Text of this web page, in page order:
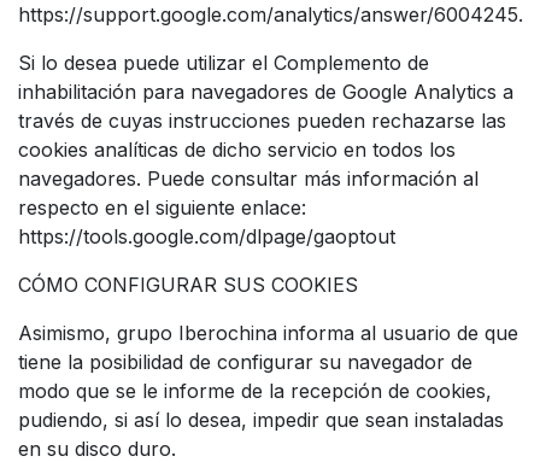
https://support.google.com/analytics/answer/6004245.
Si lo desea puede utilizar el Complemento de
inhabilitación para navegadores de Google Analytics a
través de cuyas instrucciones pueden rechazarse las
cookies analíticas de dicho servicio en todos los
navegadores. Puede consultar más información al
respecto en el siguiente enlace:
https://tools.google.com/dlpage/gaoptout
CÓMO CONFIGURAR SUS COOKIES
Asimismo, grupo Iberochina informa al usuario de que
tiene la posibilidad de configurar su navegador de
modo que se le informe de la recepción de cookies,
pudiendo, si así lo desea, impedir que sean instaladas
en su disco duro.